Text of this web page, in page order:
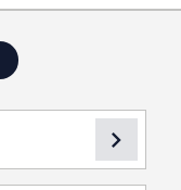
chevron_right